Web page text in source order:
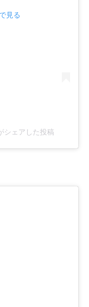
見る
シェアした投稿